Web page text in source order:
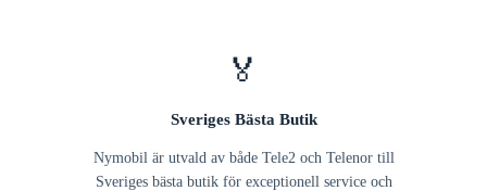
🏅
Sveriges Bästa Butik
Nymobil är utvald av både Tele2 och Telenor till
Sveriges bästa butik för exceptionell service och